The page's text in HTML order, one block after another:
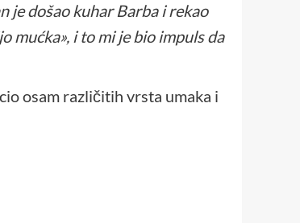
je došao kuhar Barba i rekao
mućka», i to mi je bio impuls da
osam različitih vrsta umaka i